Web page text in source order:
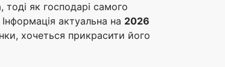
як господарі самого
актуальна на 2026
хочеться прикрасити його